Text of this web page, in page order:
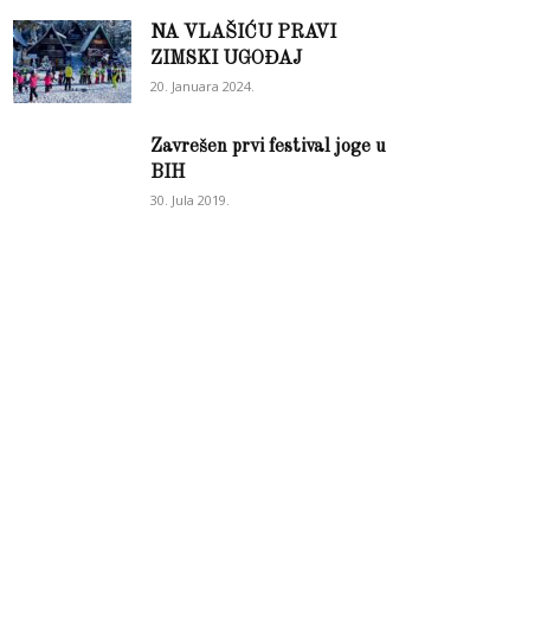
NA VLAŠIĆU PRAVI
ZIMSKI UGOĐAJ
20. Januara 2024.
Zavrešen prvi festival joge u
BIH
30. Jula 2019.